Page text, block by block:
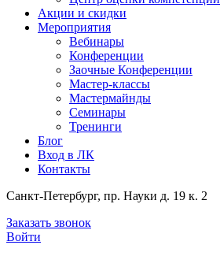
Акции и скидки
Мероприятия
Вебинары
Конференции
Заочные Конференции
Мастер-классы
Мастермайнды
Семинары
Тренинги
Блог
Вход в ЛК
Контакты
Санкт-Петербург, пр. Науки д. 19 к. 2
Заказать звонок
Войти